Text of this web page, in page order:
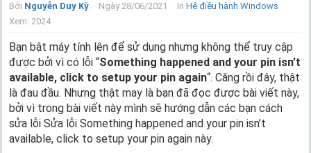
n
Bởi Nguyễn Duy Kỳ Ngày 28/06/2021 In Hệ điều hành Windows
Xem: 2024
Bạn bật máy tính lên để sử dụng nhưng không thể truy cập
được bởi vì có lỗi “Something happened and your pin isn’t
available, click to setup your pin again“. Căng rồi đây, thật
là đau đầu. Nhưng thật may là bạn đã đọc được bài viết này,
bởi vì trong bài viết này mình sẽ hướng dẫn các bạn cách
sửa lỗi Sửa lỗi Something happened and your pin isn’t
available, click to setup your pin again này.